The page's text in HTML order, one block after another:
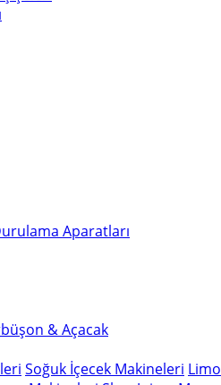
Aparatları
& Açacak
Soğuk İçecek Makineleri